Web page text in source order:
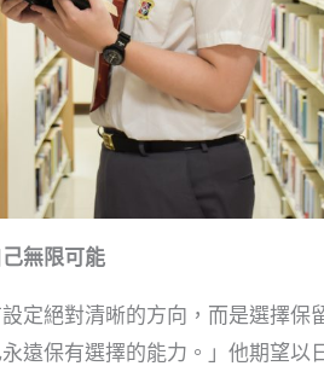
無限可能
絕對清晰的方向，而是選擇保
遠保有選擇的能力。」他期望以